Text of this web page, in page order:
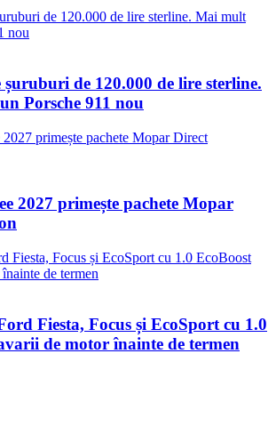
șuruburi de 120.000 de lire sterline.
Porsche 911 nou
2027 primește pachete Mopar
Fiesta, Focus și EcoSport cu 1.0
de motor înainte de termen